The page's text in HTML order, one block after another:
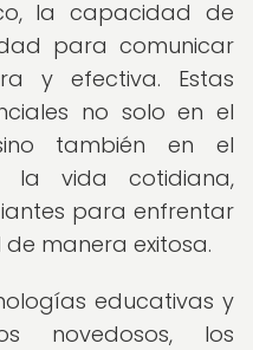
la capacidad de
para comunicar
y efectiva. Estas
no solo en el
también en el
vida cotidiana,
para enfrentar
de manera exitosa.
educativas y
novedosos, los